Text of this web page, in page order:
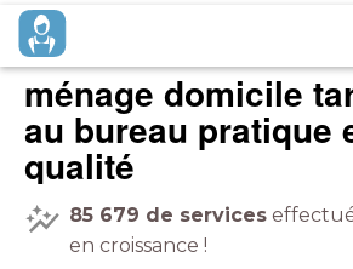
ménage domicile
pratique
qualité
85 679 de services
en croissance !